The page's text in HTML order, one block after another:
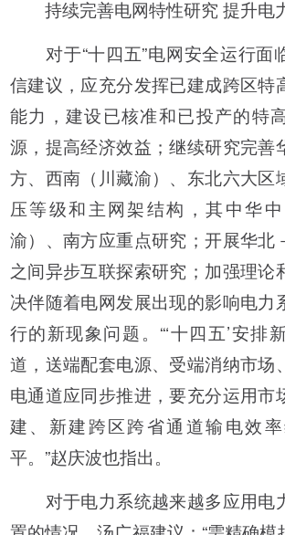
持续完善电网特性研究 提升电
对于“十四五”电网安全运行面
信建议，应充分发挥已建成跨区特
能力，建设已核准和已投产的特
源，提高经济效益；继续研究完善
方、西南（川藏渝）、东北六大区
压等级和主网架结构，其中华
渝）、南方应重点研究；开展华北
之间异步互联探索研究；加强理论
决伴随着电网发展出现的影响电力
行的新现象问题。“‘十四五’安排
道，送端配套电源、受端消纳市场
电通道应同步推进，要充分运用市
建、新建跨区跨省通道输电效
平。”赵庆波也指出。
对于电力系统越来越多应用电